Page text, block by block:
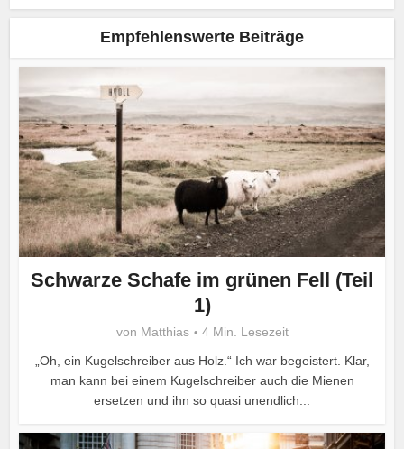
Empfehlenswerte Beiträge
Schwarze Schafe im grünen Fell (Teil
1)
von Matthias
4 Min. Lesezeit
„Oh, ein Kugelschreiber aus Holz.“ Ich war begeistert. Klar,
man kann bei einem Kugelschreiber auch die Mienen
ersetzen und ihn so quasi unendlich...